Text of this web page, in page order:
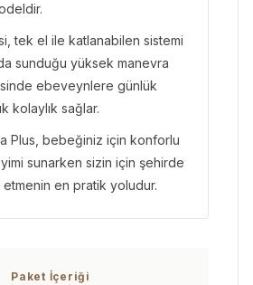
tek el ile katlanabilen sistemi
sunduğu yüksek manevra
ebeveynlere günlük
kolaylık sağlar.
Plus, bebeğiniz için konforlu
sunarken sizin için şehirde
en pratik yoludur.
Paket İçeriği